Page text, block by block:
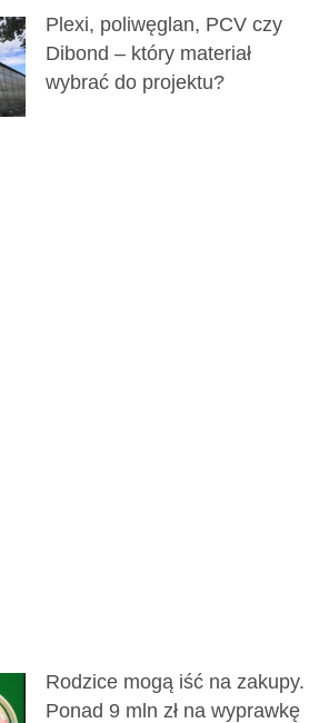
Plexi, poliwęglan, PCV czy
Dibond – który materiał
wybrać do projektu?
Rodzice mogą iść na zakupy.
Ponad 9 mln zł na wyprawkę